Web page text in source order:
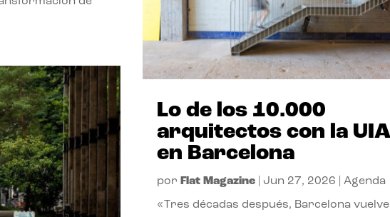
Lo de los 10.000
arquitectos con la UIA
en Barcelona
por Flat Magazine| Jun 27, 2026 Agenda
«Tres décadas después, Barcelona vuelve